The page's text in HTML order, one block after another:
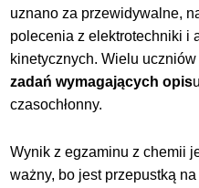
uznano za przewidywalne,
polecenia z elektrotechniki i
kinetycznych. Wielu
zadań wymagających opis
czasochłonny.
Wynik z egzaminu z chemii
ważny, bo jest przepustką